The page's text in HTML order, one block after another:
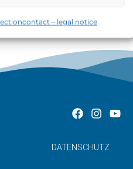
contact – legal notice
DATENSCHUTZ